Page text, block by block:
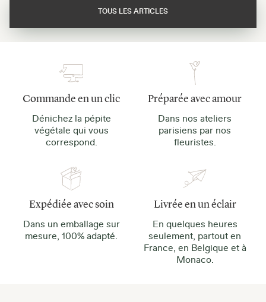
TOUS LES ARTICLES
Commande en un clic
Dénichez la pépite
végétale qui vous
correspond.
Préparée avec amour
Dans nos ateliers
parisiens par nos
fleuristes.
Expédiée avec soin
Dans un emballage sur
mesure, 100% adapté.
Livrée en un éclair
En quelques heures
seulement, partout en
France, en Belgique et à
Monaco.